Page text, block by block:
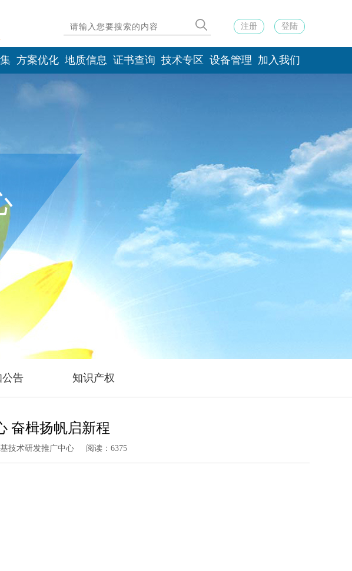
注册 登陆
方案优化 地质信息 证书查询 技术专区 设备管理 加入我们
告 知识产权
奋楫扬帆启新程
技术研发推广中心 阅读： 6375